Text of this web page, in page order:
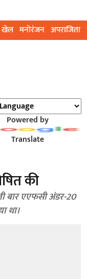
खेल मनोरंजन अपराजिता
Powered by
Translate
की
बार एएफसी अंडर-20
था।